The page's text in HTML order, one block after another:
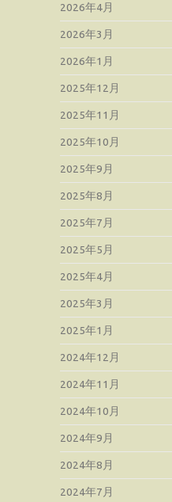
2026年4月
2026年3月
2026年1月
2025年12月
2025年11月
2025年10月
2025年9月
2025年8月
2025年7月
2025年5月
2025年4月
2025年3月
2025年1月
2024年12月
2024年11月
2024年10月
2024年9月
2024年8月
2024年7月